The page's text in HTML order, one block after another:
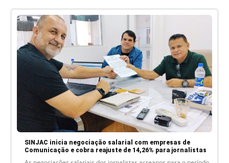
SINJAC inicia negociação salarial com empresas de
Comunicação e cobra reajuste de 14,26% para jornalistas